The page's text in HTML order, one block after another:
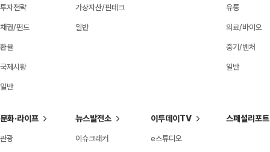
투자전략
채권/펀드
환율
국제시황
일반
가상자산/핀테크
일반
유통
의료/바이오
중기/벤처
일반
문화·라이프
관광
뉴스발전소
이슈크래커
이투데이TV
e스튜디오
스페셜리포트